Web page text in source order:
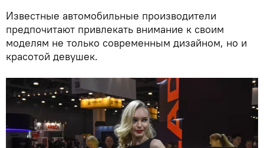
Известные автомобильные производители
предпочитают привлекать внимание к своим
моделям не только современным дизайном, но и
красотой девушек.